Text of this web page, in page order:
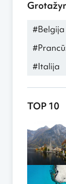
#Belgija
#Italija
TOP 10